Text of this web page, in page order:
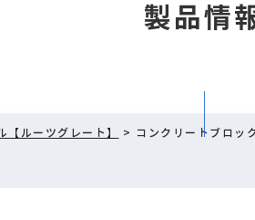
製品情
【ルーツグレート】 > コンクリートブロッ